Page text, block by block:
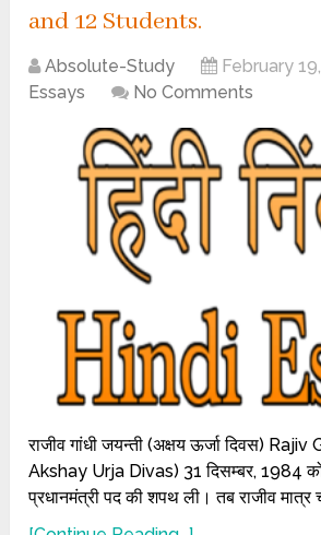
and 12 Students.
Absolute-Study February
Essays
No Comments
राजीव गांधी जयन्ती (अक्षय ऊर्जा दिवस)
Akshay Urja Divas) 31 दिसम्बर, 1984 को
प्रधानमंत्री पद की शपथ ली। तब राजीव मात्र